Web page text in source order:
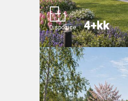
Dispozice: 4+kk